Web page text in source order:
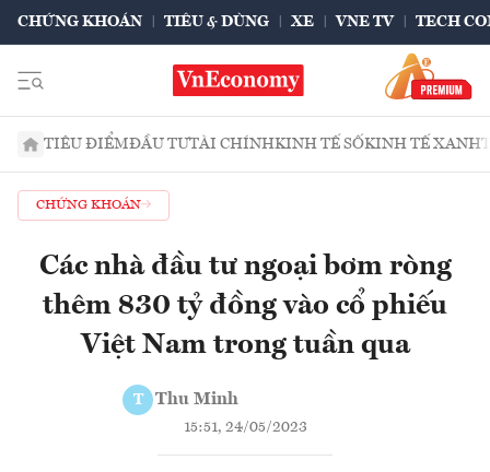
CHỨNG KHOÁN TIÊU & DÙNG XE VNE TV TECH
TIÊU ĐIỂMĐẦU TƯTÀI CHÍNHKINH TẾ SỐKINH TẾ XANH
CHỨNG KHOÁN
Các nhà đầu tư ngoại bơm ròng
thêm 830 tỷ đồng vào cổ phiếu
Việt Nam trong tuần qua
T Thu Minh
15:51, 24/05/2023